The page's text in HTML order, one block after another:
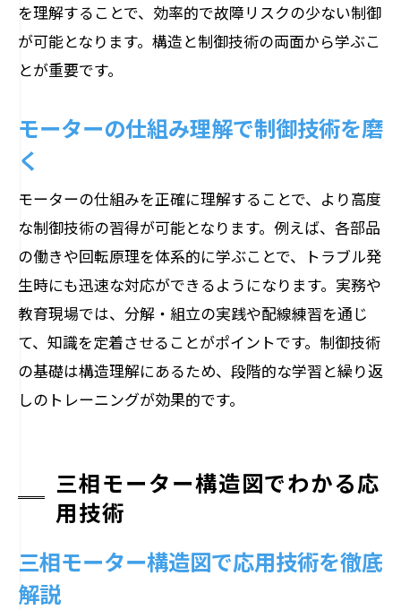
を理解することで、効率的で故障リスクの少ない制御
が可能となります。構造と制御技術の両面から学ぶこ
とが重要です。
モーターの仕組み理解で制御技術を磨
く
モーターの仕組みを正確に理解することで、より高度
な制御技術の習得が可能となります。例えば、各部品
の働きや回転原理を体系的に学ぶことで、トラブル発
生時にも迅速な対応ができるようになります。実務や
教育現場では、分解・組立の実践や配線練習を通じ
て、知識を定着させることがポイントです。制御技術
の基礎は構造理解にあるため、段階的な学習と繰り返
しのトレーニングが効果的です。
三相モーター構造図でわかる応
用技術
三相モーター構造図で応用技術を徹底
解説